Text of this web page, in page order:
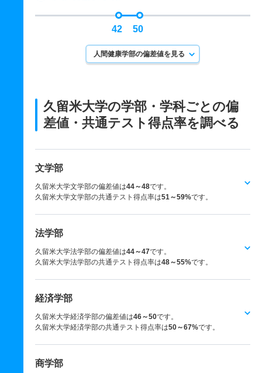
42 50
人間健康学部の偏差値を見る
久留米大学の学部・学科ごとの偏
差値・共通テスト得点率を調べる
文学部
久留米大学文学部の偏差値は44～48です。
久留米大学文学部の共通テスト得点率は51～59%です。
法学部
久留米大学法学部の偏差値は44～47です。
久留米大学法学部の共通テスト得点率は48～55%です。
経済学部
久留米大学経済学部の偏差値は46～50です。
久留米大学経済学部の共通テスト得点率は50～67%です。
商学部